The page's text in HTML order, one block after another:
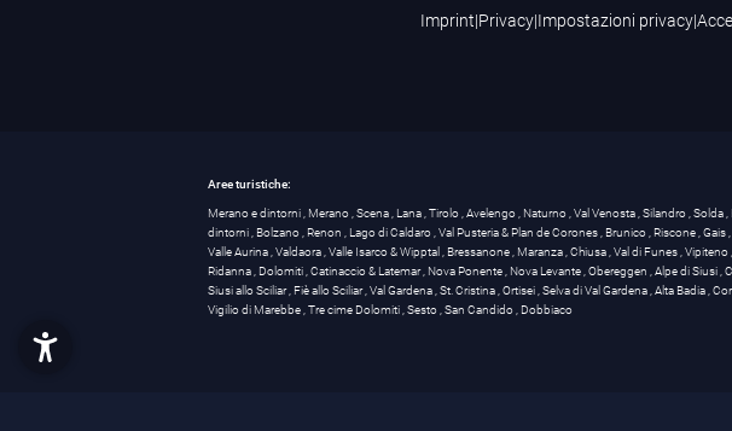
Imprint|Privacy|Impostazioni privacy|
Aree turistiche:
Merano e dintorni, Merano,Scena, Lana,Tirolo,Avelengo, Naturno,Val Venosta,Silandro,Solda,
dintorni, Bolzano,Renon , Lago di Caldaro,Val Pusteria & Plan de Corones, Brunico,Riscone,Gais,
Valle Aurina,Valdaora,Valle Isarco & Wipptal, Bressanone, Maranza,Chiusa,Val di Funes,Vipiteno,
Ridanna, Dolomiti,Catinaccio & Latemar, Nova Ponente, Nova Levante,Obereggen ,Alpe di Siusi,
Siusi allo Sciliar, Fiè allo Sciliar,Val Gardena,St. Cristina,Ortisei,Selva di Val Gardena,Alta Badia,
Vigilio di Marebbe,Tre cime Dolomiti,Sesto,San Candido, Dobbiaco